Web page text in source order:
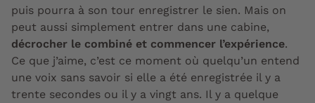
puis pourra à son tour enregistrer le sien. Mais on
peut aussi simplement entrer dans une cabine,
décrocher le combiné et commencer l’expérience.
Ce que j’aime, c’est ce moment où quelqu’un entend
une voix sans savoir si elle a été enregistrée il y a
trente secondes ou il y a vingt ans. Il y a quelque